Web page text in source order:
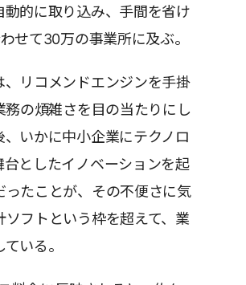
的に取り込み、手間を省け
せて30万の事業所に及ぶ。
リコメンドエンジンを手掛
の煩雑さを目の当たりにし
いかに中小企業にテクノロ
としたイノベーションを起
ったことが、その不便さに気
フトという枠を超えて、業
いる。